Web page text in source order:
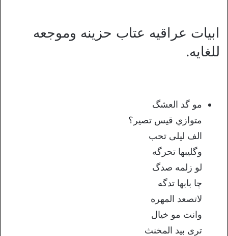
ابيات عراقيه عتاب حزينه وموجعه
للغايه.
‏مو گد العشگ
متوازي قيس تصير؟
الف ليلى تحب
وگليبها تحرگه
لو زلمه صدگ
چا بابها تدگه
لاتصعد المهره
وانت مو خيال
ترى بيد المخنث